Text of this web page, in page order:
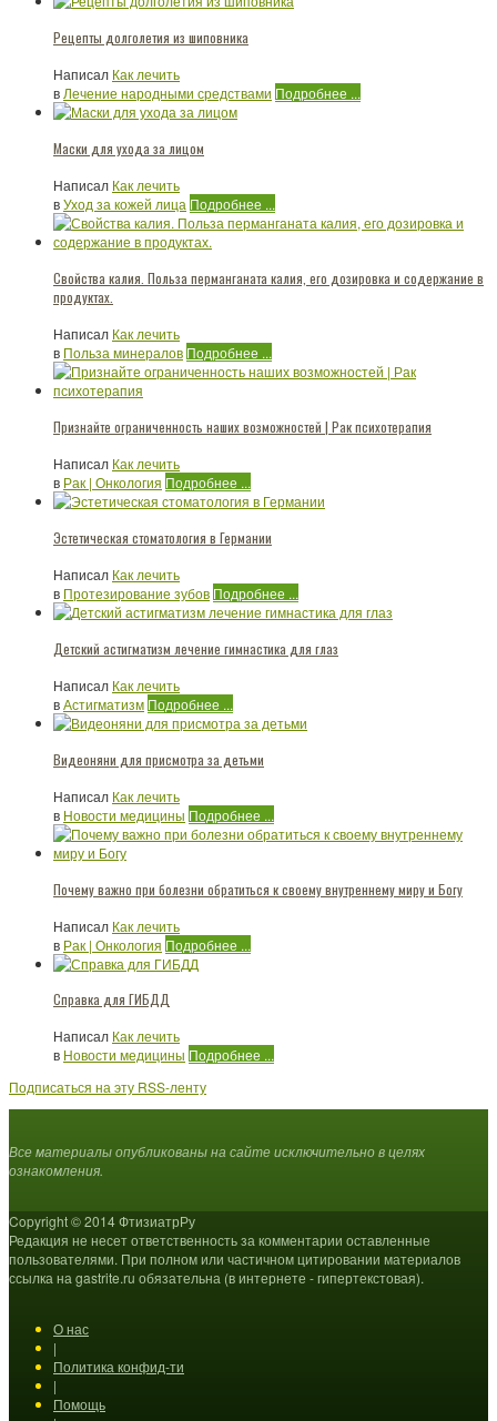
Рецепты долголетия из шиповника
Написал Как лечить
в Лечение народными средствами Подробнее ...
Маски для ухода за лицом
Написал Как лечить
вУход за кожей лица Подробнее ...
Свойства калия. Польза перманганата калия, его дозировка и содержание в
продуктах.
Написал Как лечить
в Польза минералов Подробнее ...
Признайте ограниченность наших возможностей | Рак психотерапия
Написал Как лечить
в Рак | Онкология Подробнее ...
Эстетическая стоматология в Германии
Написал Как лечить
в Протезирование зубов Подробнее ...
Детский астигматизм лечение гимнастика для глаз
Написал Как лечить
вАстигматизм Подробнее ...
Видеоняни для присмотра за детьми
Написал Как лечить
в Новости медицины Подробнее ...
Почему важно при болезни обратиться к своему внутреннему миру и Богу
Написал Как лечить
в Рак | Онкология Подробнее ...
Справка для ГИБДД
Написал Как лечить
в Новости медицины Подробнее ...
Подписаться на эту RSS-ленту
Все материалы опубликованы на сайте исключительно в целях
ознакомления.
Copyright © 2014 ФтизиатрРу
Редакция не несет ответственность за комментарии оставленные
пользователями. При полном или частичном цитировании материалов
ссылка на gastrite.ru обязательна (в интернете - гипертекстовая).
О нас
|
Политика конфид-ти
|
Помощь